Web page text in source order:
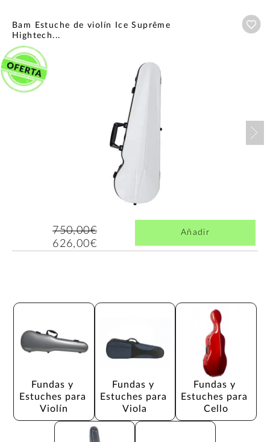
Bam Estuche de violín Ice Suprême
Hightech...
750,00€
626,00€
Añadir
Fundas y
Estuches para
Violín
Fundas y
Estuches para
Viola
Fundas y
Estuches para
Cello